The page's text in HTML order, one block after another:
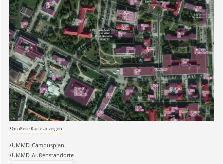
Sicherheitsabfrage:
Größere Karte anzeigen
UMMD-Campusplan
UMMD-Außenstandorte